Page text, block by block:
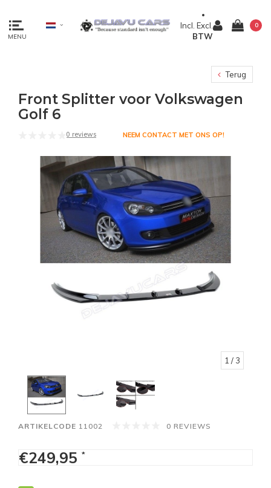
MENU
Incl. Excl.
BTW
0
Terug
Front Splitter voor Volkswagen
Golf 6
0 reviews NEEM CONTACT MET ONS OP!
1 / 3
ARTIKELCODE 11002 0 REVIEWS
€249,95 *